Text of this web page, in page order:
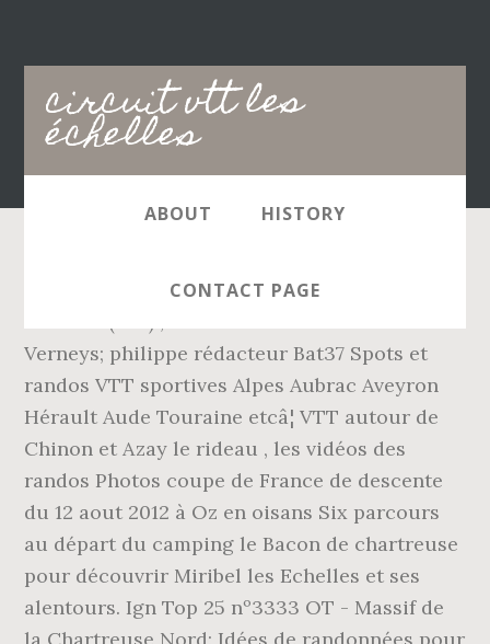
circuit vtt les
échelles
Main
navigation
ABOUT HISTORY
CONTACT PAGE
Cartes de randonnée Ign Top 25. Méribel les
Verneys; philippe rédacteur Bat37 Spots et
randos VTT sportives Alpes Aubrac Aveyron
Hérault Aude Touraine etcâ¦ VTT autour de
Chinon et Azay le rideau , les vidéos des
randos Photos coupe de France de descente
du 12 aout 2012 à Oz en oisans Six parcours
au départ du camping le Bacon de chartreuse
pour découvrir Miribel les Echelles et ses
alentours. Ign Top 25 nº3333 OT - Massif de